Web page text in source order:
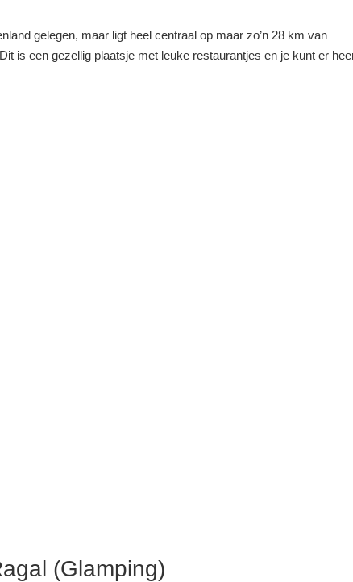
gelegen, maar ligt heel centraal op maar zo’n 28 km van
is een gezellig plaatsje met leuke restaurantjes en je kunt er
(Glamping)